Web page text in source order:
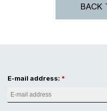
BACK
E-mail address: